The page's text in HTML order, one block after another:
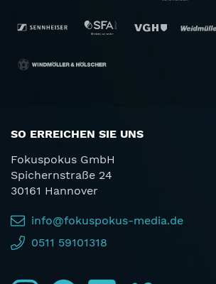
SO ERREICHEN SIE UNS
Fokuspokus GmbH
Spichernstraße 24
30161 Hannover
info@fokuspokus-media.de
0511 59101318